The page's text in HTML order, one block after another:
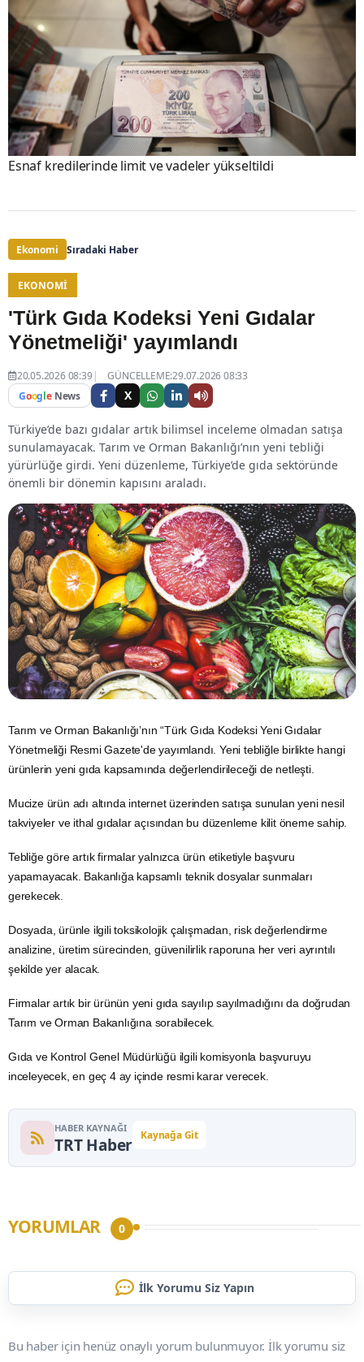
Esnaf kredilerinde limit ve vadeler yükseltildi
Ekonomi Sıradaki Haber
EKONOMI
'Türk Gıda Kodeksi Yeni Gıdalar
Yönetmeliği' yayımlandı
20.05.2026 08:39
GÜNCELLEME:29.07.2026 08:33
Google News X
Türkiye’de bazı gıdalar artık bilimsel inceleme olmadan satışa
sunulamayacak. Tarım ve Orman Bakanlığı’nın yeni tebliği
yürürlüğe girdi. Yeni düzenleme, Türkiye’de gıda sektöründe
önemli bir dönemin kapısını araladı.
Tarım veOrman Bakanlığı’nın “TürkGıda Kodeksi Yeni Gıdalar
Yönetmeliği Resmi Gazete'de yayımlandı. Yeni tebliğle birlikte hangi
ürünlerin yeni gıda kapsamında değerlendirileceği de netleşti.
Mucize ürün adı altında internet üzerinden satışa sunulan yeni nesil
takviyeler ve ithal gıdalar açısından bu düzenleme kilit öneme sahip.
Tebliğe göre artık firmalar yalnızca ürün etiketiyle başvuru
yapamayacak. Bakanlığa kapsamlı teknik dosyalar sunmaları
gerekecek.
Dosyada, ürünle ilgili toksikolojik çalışmadan, risk değerlendirme
analizine, üretim sürecinden, güvenilirlik raporuna her veri ayrıntılı
şekilde yer alacak.
Firmalar artık bir ürünün yeni gıda sayılıp sayılmadığını da doğrudan
Tarım ve Orman Bakanlığına sorabilecek.
Gıda ve Kontrol Genel Müdürlüğü ilgili komisyonla başvuruyu
inceleyecek, en geç 4 ay içinde resmi karar verecek.
HABER KAYNAĞI
TRT Haber Kaynağa Git
YORUMLAR 0
İlk Yorumu Siz Yapın
Bu haber için henüz onaylı yorum bulunmuyor. İlk yorumu siz